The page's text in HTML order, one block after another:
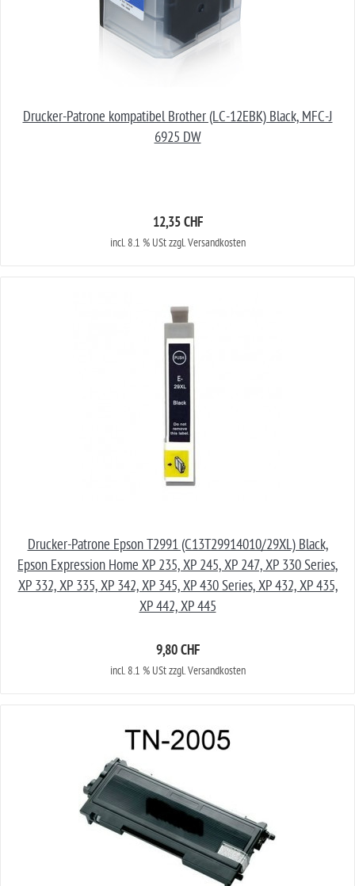
Drucker-Patrone kompatibel Brother (LC-12EBK) Black, MFC-J
6925 DW
12,35 CHF
incl. 8.1 % USt zzgl. Versandkosten
Drucker-Patrone Epson T2991 (C13T29914010/29XL) Black,
Epson Expression Home XP 235, XP 245, XP 247, XP 330 Series,
XP 332, XP 335, XP 342, XP 345, XP 430 Series, XP 432, XP 435,
XP 442, XP 445
9,80 CHF
incl. 8.1 % USt zzgl. Versandkosten